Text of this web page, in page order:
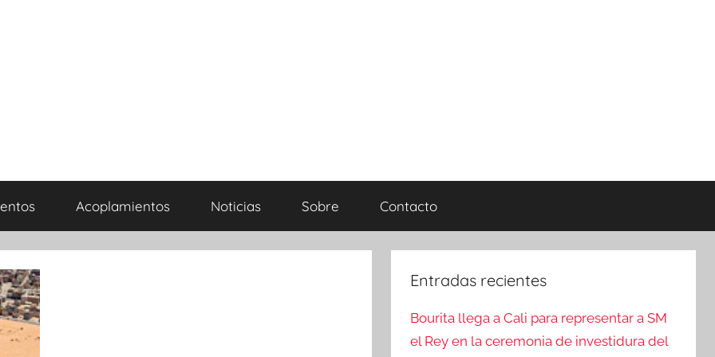
Acoplamientos Noticias Sobre Contacto
Entradas recientes
Bourita llega a Cali para representar a SM
el Rey en la ceremonia de investidura del